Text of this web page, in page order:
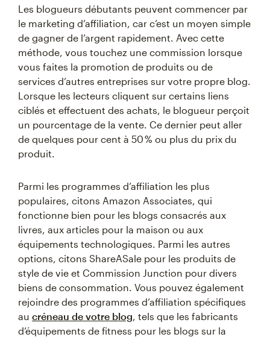
Les blogueurs débutants peuvent commencer par
le marketing d’affiliation, car c’est un moyen simple
de gagner de l’argent rapidement. Avec cette
méthode, vous touchez une commission lorsque
vous faites la promotion de produits ou de
services d’autres entreprises sur votre propre blog.
Lorsque les lecteurs cliquent sur certains liens
ciblés et effectuent des achats, le blogueur perçoit
un pourcentage de la vente. Ce dernier peut aller
de quelques pour cent à 50 % ou plus du prix du
produit.
Parmi les programmes d’affiliation les plus
populaires, citons Amazon Associates, qui
fonctionne bien pour les blogs consacrés aux
livres, aux articles pour la maison ou aux
équipements technologiques. Parmi les autres
options, citons ShareASale pour les produits de
style de vie et Commission Junction pour divers
biens de consommation. Vous pouvez également
rejoindre des programmes d’affiliation spécifiques
au créneau de votre blog, tels que les fabricants
d’équipements de fitness pour les blogs sur la